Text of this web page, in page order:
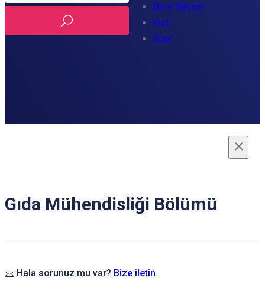
Ders Seçimi
Yurt
Spor
Gıda Mühendisliği Bölümü
Hala sorunuz mu var? Bize iletin.